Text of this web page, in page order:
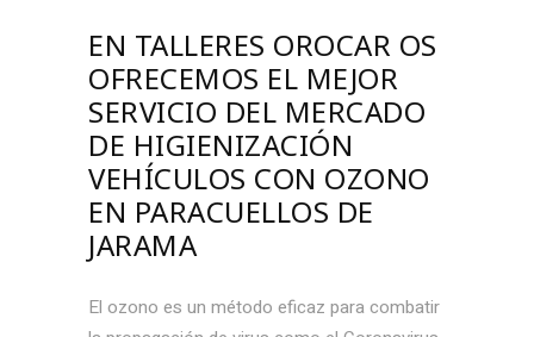
EN TALLERES OROCAR OS
OFRECEMOS EL MEJOR
SERVICIO DEL MERCADO
DE HIGIENIZACIÓN
VEHÍCULOS CON OZONO
EN PARACUELLOS DE
JARAMA
El ozono es un método eficaz para combatir